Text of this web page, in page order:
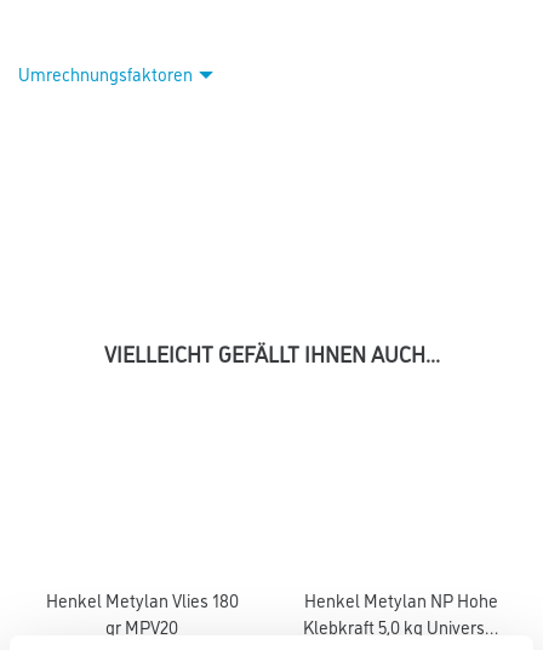
Umrechnungsfaktoren
VIELLEICHT GEFÄLLT IHNEN AUCH...
Henkel Metylan Vlies 180
gr MPV20
Henkel Metylan NP Hohe
Klebkraft 5,0 kg Universal